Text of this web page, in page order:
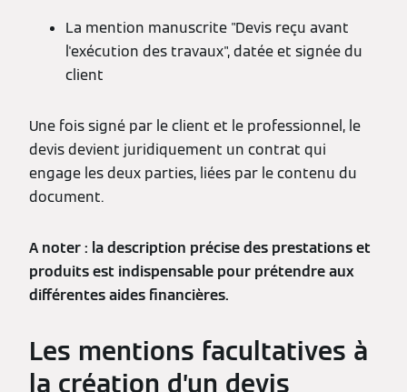
La mention manuscrite "Devis reçu avant
l'exécution des travaux", datée et signée du
client
Une fois signé par le client et le professionnel, le
devis devient juridiquement un contrat qui
engage les deux parties, liées par le contenu du
document.
A noter : la description précise des prestations et
produits est indispensable pour prétendre aux
différentes aides financières.
Les mentions facultatives à
la création d’un devis